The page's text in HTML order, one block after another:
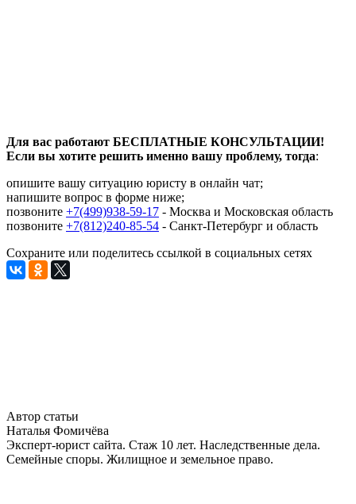
Для вас работают БЕСПЛАТНЫЕ КОНСУЛЬТАЦИИ!
Если вы хотите решить именно вашу проблему, тогда:
опишите вашу ситуацию юристу в онлайн чат;
напишите вопрос в форме ниже;
позвоните +7(499)938-59-17 - Москва и Московская область
позвоните +7(812)240-85-54 - Санкт-Петербург и область
Сохраните или поделитесь ссылкой в социальных сетях
Автор статьи
Наталья Фомичёва
Эксперт-юрист сайта. Стаж 10 лет. Наследственные дела.
Семейные споры. Жилищное и земельное право.